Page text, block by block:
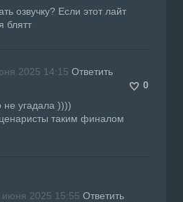
озвучку? Если этот лайт
блятт
2025 14:15 Ответить
0
угадала ))))
таким финалом
июня 2025 15:55 Ответить